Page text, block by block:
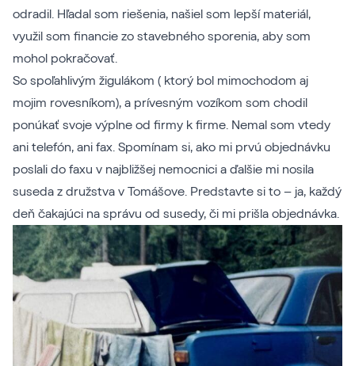
odradil. Hľadal som riešenia, našiel som lepší materiál,
využil som financie zo stavebného sporenia, aby som
mohol pokračovať.
So spoľahlivým žigulákom ( ktorý bol mimochodom aj
mojim rovesníkom), a prívesným vozíkom som chodil
ponúkať svoje výplne od firmy k firme. Nemal som vtedy
ani telefón, ani fax. Spomínam si, ako mi prvú objednávku
poslali do faxu v najbližšej nemocnici a ďalšie mi nosila
suseda z družstva v Tomášove. Predstavte si to – ja, každý
deň čakajúci na správu od susedy, či mi prišla objednávka.